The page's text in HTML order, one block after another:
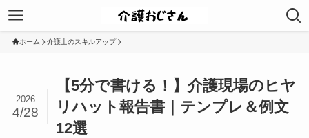
ホーム 介護士のスキルアップ
【5分で書ける！】介護現場のヒヤ
リハット報告書｜テンプレ＆例文
12選
2026
4/28